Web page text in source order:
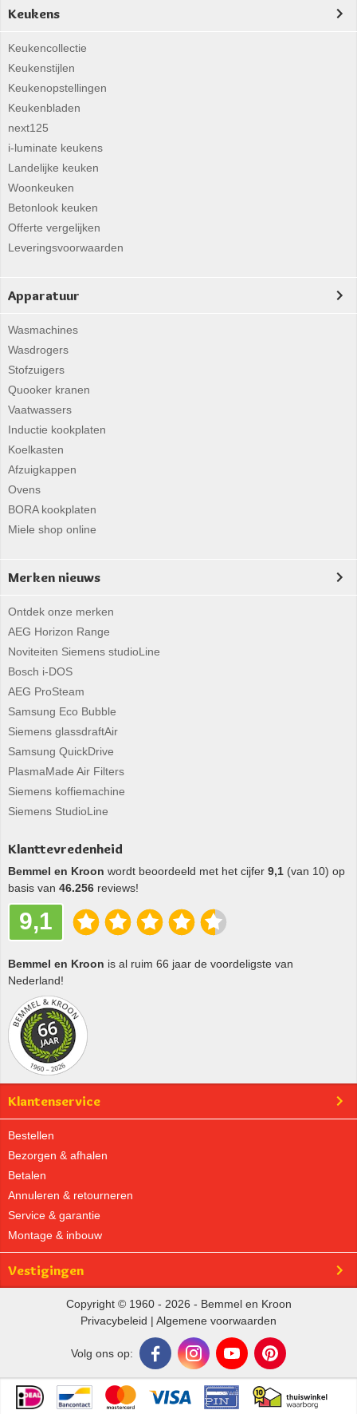
Keukens
Keukencollectie
Keukenstijlen
Keukenopstellingen
Keukenbladen
next125
i-luminate keukens
Landelijke keuken
Woonkeuken
Betonlook keuken
Offerte vergelijken
Leveringsvoorwaarden
Apparatuur
Wasmachines
Wasdrogers
Stofzuigers
Quooker kranen
Vaatwassers
Inductie kookplaten
Koelkasten
Afzuigkappen
Ovens
BORA kookplaten
Miele shop online
Merken nieuws
Ontdek onze merken
AEG Horizon Range
Noviteiten Siemens studioLine
Bosch i-DOS
AEG ProSteam
Samsung Eco Bubble
Siemens glassdraftAir
Samsung QuickDrive
PlasmaMade Air Filters
Siemens koffiemachine
Siemens StudioLine
Klanttevredenheid
Bemmel en Kroon wordt beoordeeld met het cijfer 9,1 (van 10) op
basis van 46.256 reviews!
9,1
Bemmel en Kroon is al ruim 66 jaar de voordeligste van
Nederland!
Klantenservice
Bestellen
Bezorgen & afhalen
Betalen
Annuleren & retourneren
Service & garantie
Montage & inbouw
Vestigingen
Copyright © 1960 - 2026 - Bemmel en Kroon
Privacybeleid | Algemene voorwaarden
Volg ons op: